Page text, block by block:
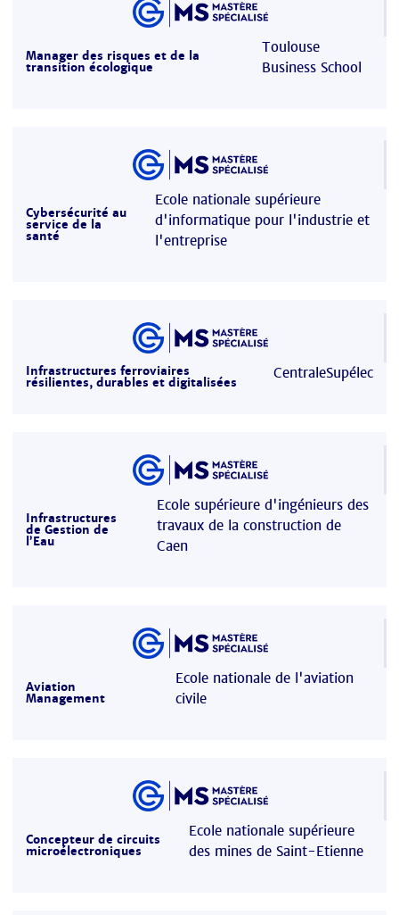
Manager des risques et de la
transition écologique
Toulouse
Business School
Cybersécurité au
service de la
santé
Ecole nationale supérieure
d'informatique pour l'industrie et
l'entreprise
Infrastructures ferroviaires
résilientes, durables et digitalisées
CentraleSupélec
Infrastructures
de Gestion de
l’Eau
Ecole supérieure d'ingénieurs des
travaux de la construction de
Caen
Aviation
Management
Ecole nationale de l'aviation
civile
Concepteur de circuits
microélectroniques
Ecole nationale supérieure
des mines de Saint-Etienne